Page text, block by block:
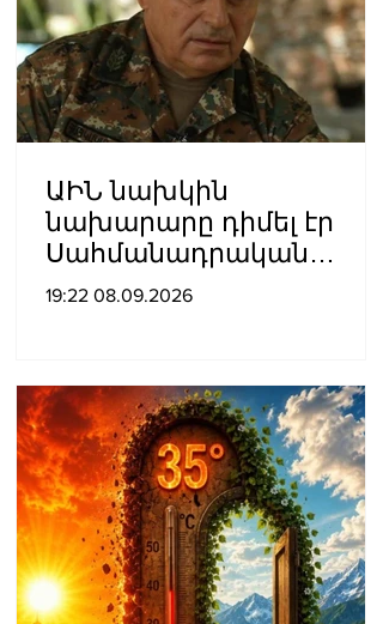
ԱԻՆ նախկին
նախարարը դիմել էր
Սահմանադրական
դատարան․ գործի
19:22 08.09.2026